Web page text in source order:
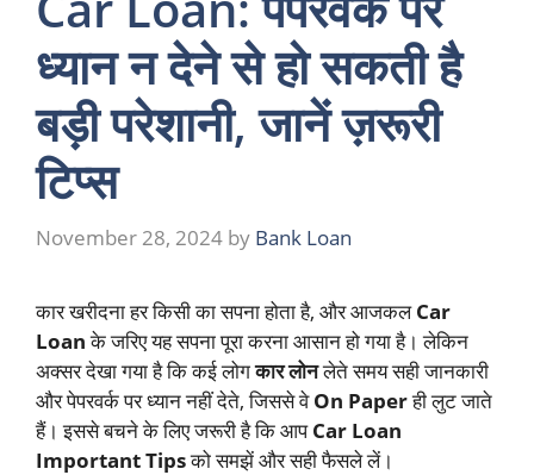
ध्यान न देने से हो सकती है
बड़ी परेशानी, जानें ज़रूरी
टिप्स
November 28, 2024 by Bank Loan
कार खरीदना हर किसी का सपना होता है, और आजकलCar
Loanके जरिए यह सपना पूरा करना आसान हो गया है। लेकिन
अक्सर देखा गया है कि कई लोगकार लोनलेते समय सही जानकारी
और पेपरवर्क पर ध्यान नहीं देते, जिससे वेOn Paperही लुट जाते
हैं। इससे बचने के लिए जरूरी है कि आपCar Loan
Important Tipsको समझें और सही फैसले लें।